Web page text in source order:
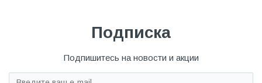
Подписка
Подпишитесь на новости и акции